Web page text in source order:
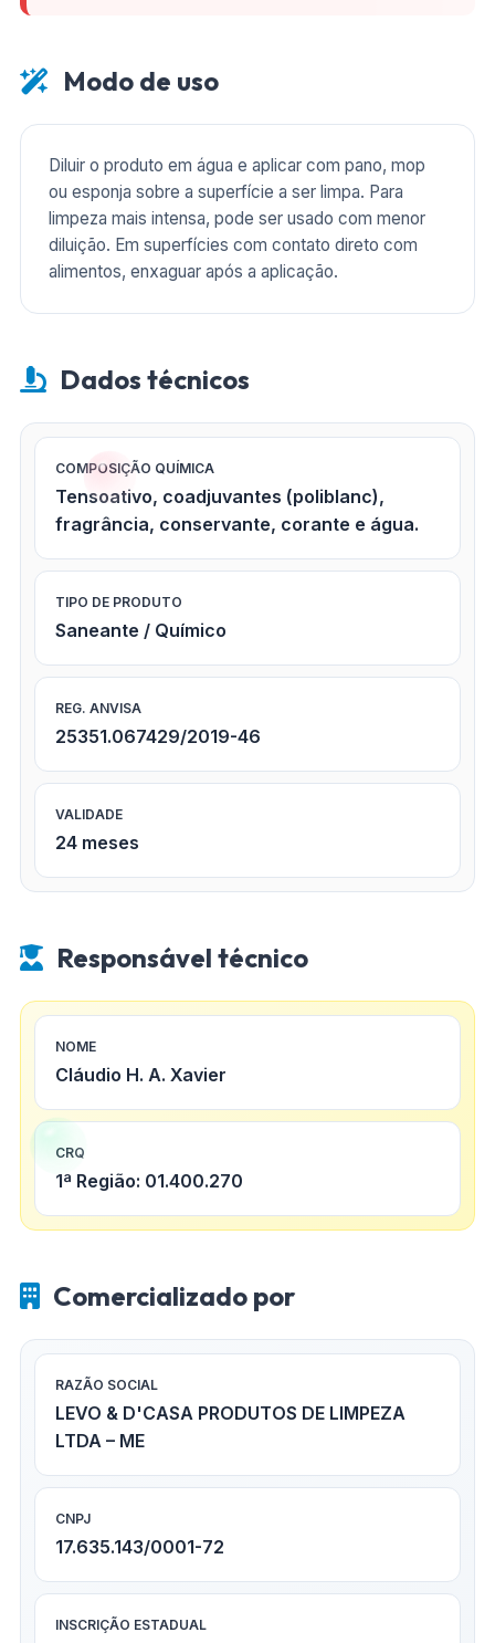
Modo de uso
Diluir o produto em água e aplicar com pano, mop
ou esponja sobre a superfície a ser limpa. Para
limpeza mais intensa, pode ser usado com menor
diluição. Em superfícies com contato direto com
alimentos, enxaguar após a aplicação.
Dados técnicos
COMPOSIÇÃO QUÍMICA
Tensoativo, coadjuvantes (poliblanc),
fragrância, conservante, corante e água.
TIPO DE PRODUTO
Saneante / Químico
REG. ANVISA
25351.067429/2019-46
VALIDADE
24 meses
Responsável técnico
NOME
Cláudio H. A. Xavier
CRQ
1ª Região: 01.400.270
Comercializado por
RAZÃO SOCIAL
LEVO & D'CASA PRODUTOS DE LIMPEZA
LTDA – ME
CNPJ
17.635.143/0001-72
INSCRIÇÃO ESTADUAL